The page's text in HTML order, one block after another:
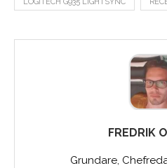
LOGITECH G935 LIGHTSYNC
FREDRIK
Grundare,